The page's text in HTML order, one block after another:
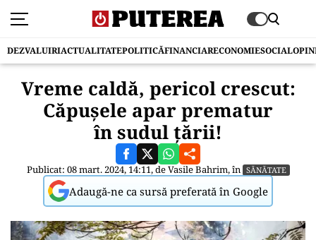
DEZVALUIRIACTUALITATEPOLITICĂFINANCIARECONOMIESOCIAL
Vreme caldă, pericol crescut:
Căpușele apar prematur
în sudul țării!
Publicat: 08 mart. 2024, 14:11, deVasile Bahrim, în SĂNĂTATE
Adaugă-ne ca sursă preferată în Google